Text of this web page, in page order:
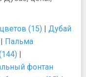
(15) | Дубай
| Пальма
|
фонтан